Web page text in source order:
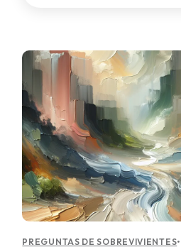
PREGUNTAS DE SOBREVIVIENTES•